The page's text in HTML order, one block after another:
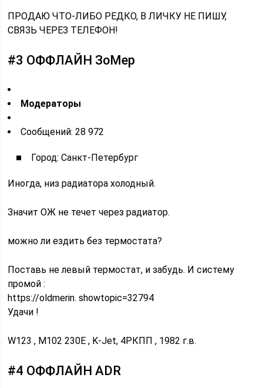
ПРОДАЮ ЧТО-ЛИБО РЕДКО, В ЛИЧКУ НЕ ПИШУ,
СВЯЗЬ ЧЕРЕЗ ТЕЛЕФОН!
#3 ОФФЛАЙН ЗоМер
Модераторы
Cообщений: 28 972
Город: Санкт-Петербург
Иногда, низ радиатора холодный.
Значит ОЖ не течет через радиатор.
можно ли ездить без термостата?
Поставь не левый термостат, и забудь. И систему
промой :
https://oldmerin. showtopic=32794
Удачи !
W123 , M102 230E , K-Jet, 4РКПП , 1982 г.в.
#4 ОФФЛАЙН ADR